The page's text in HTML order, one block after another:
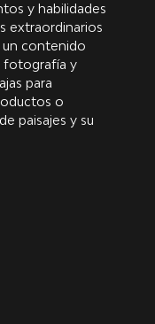
y habilidades
extraordinarios
un contenido
fotografía y
para
o
paisajes y su